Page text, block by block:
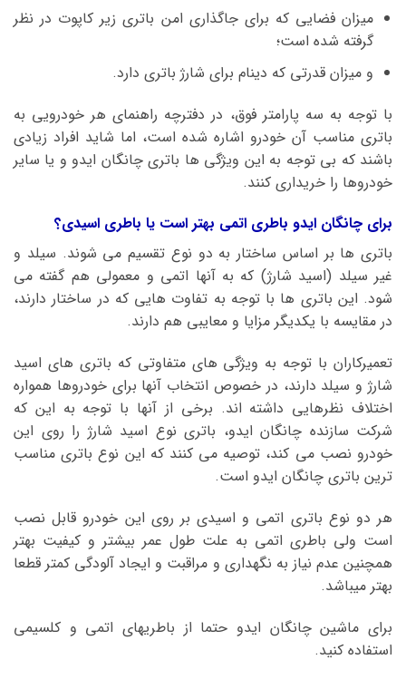
میزان فضایی که برای جاگذاری امن باتری زیر کاپوت در نظر
گرفته شده است؛
و میزان قدرتی که دینام برای شارژ باتری دارد.
با توجه به سه پارامتر فوق، در دفترچه راهنمای هر خودرویی به
باتری مناسب آن خودرو اشاره شده است، اما شاید افراد زیادی
باشند که بی توجه به این ویژگی ها باتری چانگان ایدو و یا سایر
خودروها را خریداری کنند.
برای چانگان ایدو باطری اتمی بهتر است یا باطری اسیدی؟
باتری ها بر اساس ساختار به دو نوع تقسیم می شوند. سیلد و
غیر سیلد (اسید شارژ) که به آنها اتمی و معمولی هم گفته می
شود. این باتری ها با توجه به تفاوت هایی که در ساختار دارند،
در مقایسه با یکدیگر مزایا و معایبی هم دارند.
تعمیرکاران با توجه به ویژگی های متفاوتی که باتری های اسید
شارژ و سیلد دارند، در خصوص انتخاب آنها برای خودروها همواره
اختلاف نظرهایی داشته اند. برخی از آنها با توجه به این که
شرکت سازنده چانگان ایدو، باتری نوع اسید شارژ را روی این
خودرو نصب می کند، توصیه می کنند که این نوع باتری مناسب
ترین باتری چانگان ایدو است.
هر دو نوع باتری اتمی و اسیدی بر روی این خودرو قابل نصب
است ولی باطری اتمی به علت طول عمر بیشتر و کیفیت بهتر
همچنین عدم نیاز به نگهداری و مراقبت و ایجاد آلودگی کمتر قطعا
بهتر میباشد.
برای ماشین چانگان ایدو حتما از باطریهای اتمی و کلسیمی
استفاده کنید.